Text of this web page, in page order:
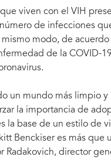
viven con el VIH
de infecciones
modo, de
de la COVID-
un mundo más limpio y
la importancia de
la base de un estilo de
Benckiser es más que
Radakovich, director